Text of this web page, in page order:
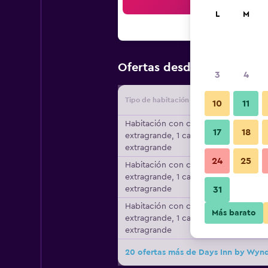
Ofertas desde Oferta
Tipo de habitación
Habitación con cama
extragrande, 1 cama
extragrande
Habitación con cama
extragrande, 1 cama
extragrande
Habitación con cama
extragrande, 1 cama
extragrande
20 ofertas más de Days Inn by
L M
3 4
10 11
17 18
24 25
31
Más barato